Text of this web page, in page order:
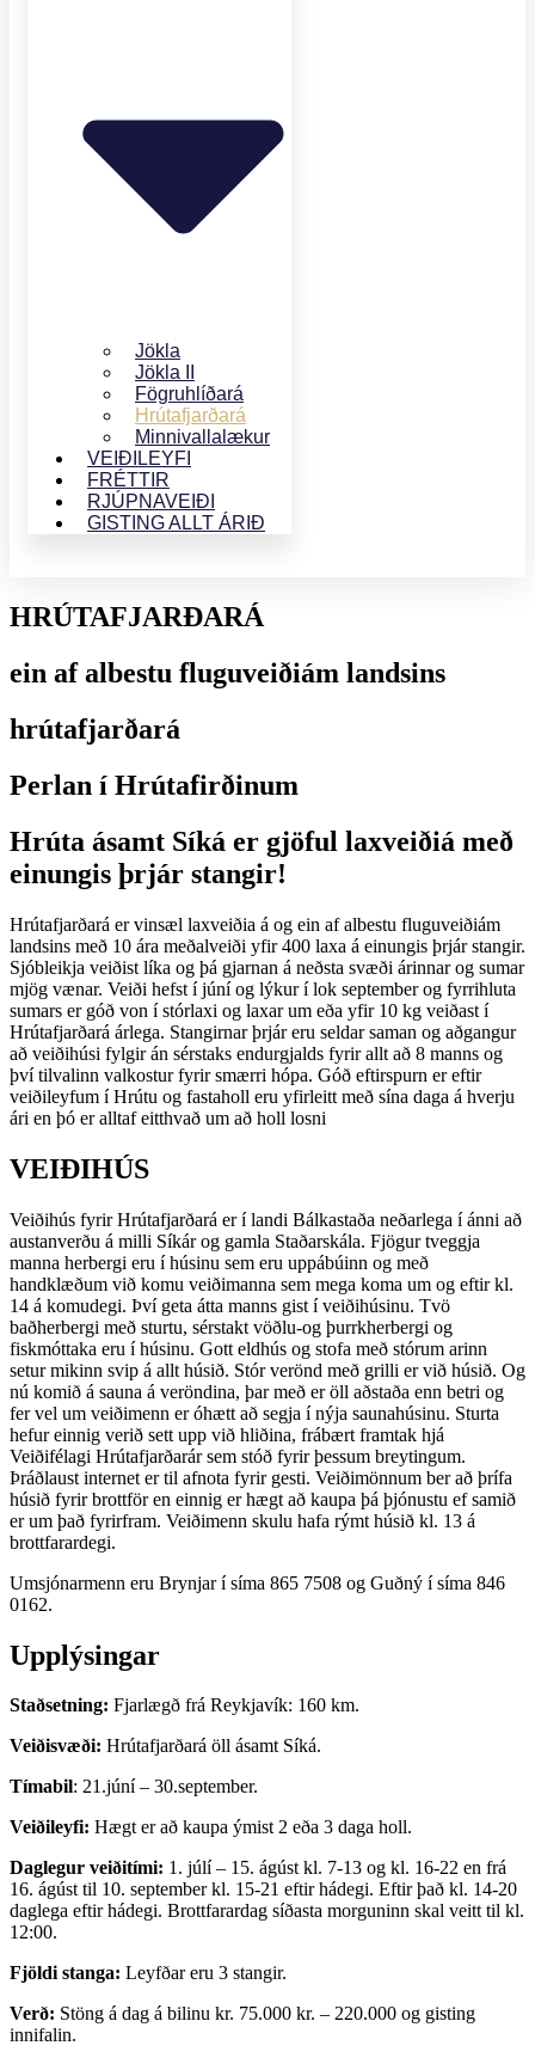
Jökla
Jökla II
Fögruhlíðará
Hrútafjarðará
Minnivallalækur
VEIÐILEYFI
FRÉTTIR
RJÚPNAVEIÐI
GISTING ALLT ÁRIÐ
HRÚTAFJARÐARÁ
ein af albestu fluguveiðiám landsins
hrútafjarðará
Perlan í Hrútafirðinum
Hrúta ásamt Síká er gjöful laxveiðiá með
einungis þrjár stangir!
Hrútafjarðará er vinsæl laxveiðia á og ein af albestu fluguveiðiám
landsins með 10 ára meðalveiði yfir 400 laxa á einungis þrjár stangir.
Sjóbleikja veiðist líka og þá gjarnan á neðsta svæði árinnar og sumar
mjög vænar. Veiði hefst í júní og lýkur í lok september og fyrrihluta
sumars er góð von í stórlaxi og laxar um eða yfir 10 kg veiðast í
Hrútafjarðará árlega. Stangirnar þrjár eru seldar saman og aðgangur
að veiðihúsi fylgir án sérstaks endurgjalds fyrir allt að 8 manns og
því tilvalinn valkostur fyrir smærri hópa. Góð eftirspurn er eftir
veiðileyfum í Hrútu og fastaholl eru yfirleitt með sína daga á hverju
ári en þó er alltaf eitthvað um að holl losni
VEIÐIHÚS
Veiðihús fyrir Hrútafjarðará er í landi Bálkastaða neðarlega í ánni að
austanverðu á milli Síkár og gamla Staðarskála. Fjögur tveggja
manna herbergi eru í húsinu sem eru uppábúinn og með
handklæðum við komu veiðimanna sem mega koma um og eftir kl.
14 á komudegi. Því geta átta manns gist í veiðihúsinu. Tvö
baðherbergi með sturtu, sérstakt vöðlu-og þurrkherbergi og
fiskmóttaka eru í húsinu. Gott eldhús og stofa með stórum arinn
setur mikinn svip á allt húsið. Stór verönd með grilli er við húsið. Og
nú komið á sauna á veröndina, þar með er öll aðstaða enn betri og
fer vel um veiðimenn er óhætt að segja í nýja saunahúsinu. Sturta
hefur einnig verið sett upp við hliðina, frábært framtak hjá
Veiðifélagi Hrútafjarðarár sem stóð fyrir þessum breytingum.
Þráðlaust internet er til afnota fyrir gesti. Veiðimönnum ber að þrífa
húsið fyrir brottför en einnig er hægt að kaupa þá þjónustu ef samið
er um það fyrirfram. Veiðimenn skulu hafa rýmt húsið kl. 13 á
brottfarardegi.
Umsjónarmenn eru Brynjar í síma 865 7508 og Guðný í síma 846
0162.
Upplýsingar
Staðsetning: Fjarlægð frá Reykjavík: 160 km.
Veiðisvæði: Hrútafjarðará öll ásamt Síká.
Tímabil: 21.júní – 30.september.
Veiðileyfi: Hægt er að kaupa ýmist 2 eða 3 daga holl.
Daglegur veiðitími: 1. júlí – 15. ágúst kl. 7-13 og kl. 16-22 en frá
16. ágúst til 10. september kl. 15-21 eftir hádegi. Eftir það kl. 14-20
daglega eftir hádegi. Brottfarardag síðasta morguninn skal veitt til kl.
12:00.
Fjöldi stanga: Leyfðar eru 3 stangir.
Verð: Stöng á dag á bilinu kr. 75.000 kr. – 220.000 og gisting
innifalin.